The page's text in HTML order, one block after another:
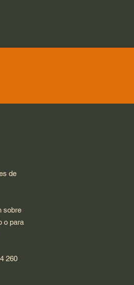
de
sobre
o para
260